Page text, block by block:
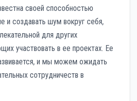
своей способностью
и создавать шум вокруг себя,
для других
участвовать в ее проектах. Ее
и мы можем ожидать
сотрудничеств в